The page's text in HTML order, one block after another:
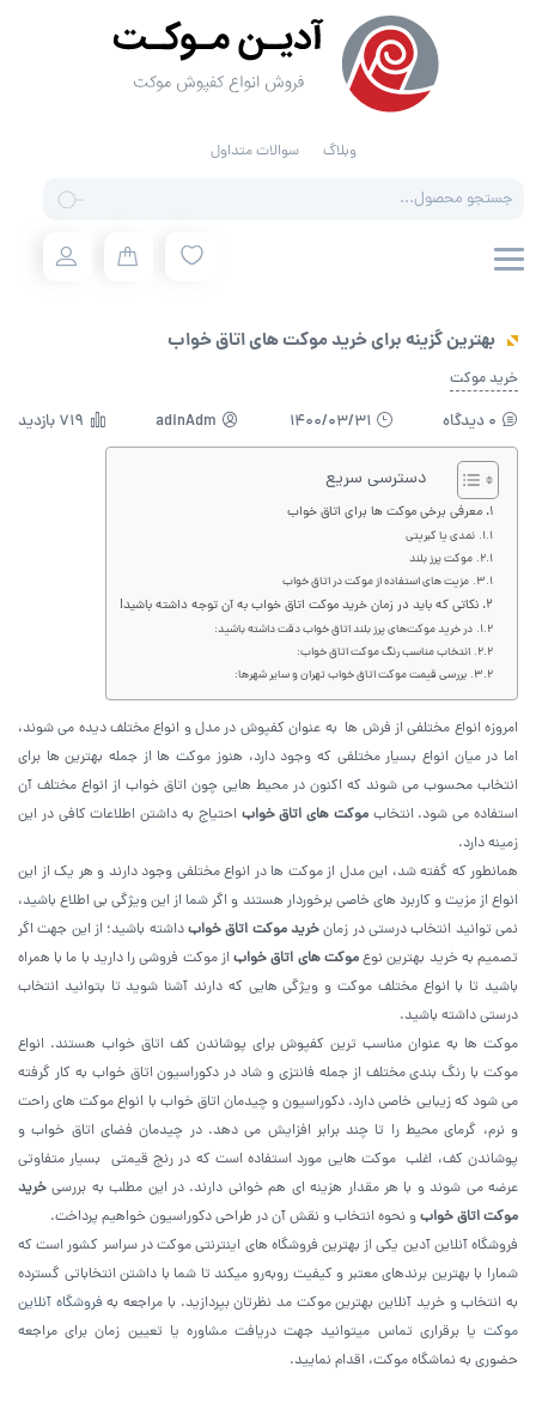
وبلاگ سوالات متداول
search
بهترین گزینه برای خرید موکت های اتاق خواب
خرید موکت
0 دیدگاه 1400/03/31
adinAdm 719 بازدید
دسترسی سریع
معرفی برخی موکت ها برای اتاق خواب‌
نمدی یا کبریتی
موکت پرز بلند
مزیت‌ های استفاده از موکت در اتاق خواب
نکاتی که باید در زمان خرید موکت اتاق خواب به آن توجه داشته باشید!
در خرید موکت‌های پرز بلند اتاق‌ خواب‌ دقت داشته باشید:
انتخاب مناسب رنگ موکت اتاق خواب:
بررسی قیمت موکت‌ اتاق‌ خواب‌ تهران و سایر شهرها:
امروزه انواع مختلفی از فرش ها به عنوان کفپوش در مدل‌ و انواع مختلف دیده می ‌شوند،
اما در میان انواع بسیار مختلفی که وجود دارد، هنوز موکت ها از جمله بهترین ها برای
انتخاب محسوب می ‌شوند که اکنون در محیط ‌هایی چون اتاق خواب از انواع مختلف آن
استفاده می ‌شود. انتخاب موکت های اتاق خواباحتیاج به داشتن اطلاعات کافی در این
زمینه دارد.
همانطور که گفته شد، این مدل از موکت ها در انواع مختلفی وجود دارند و هر یک از این
انواع از مزیت و کاربرد های خاصی برخوردار هستند و اگر شما از این ویژگی بی اطلاع باشید،
نمی ‌توانید انتخاب درستی در زمانخرید موکت اتاق خوابداشته باشید؛ از این جهت اگر
تصمیم به خرید بهترین نوعموکت های اتاق خواباز موکت فروشی را دارید با ما با همراه
باشید تا با انواع مختلف موکت و ویژگی‌ هایی که دارند آشنا شوید تا بتوانید انتخاب
درستی داشته باشید.
موکت ها به عنوان مناسب ترین کفپوش برای پوشاندن کف اتاق خواب هستند. انواع
موکت با رنگ بندی مختلف از جمله فانتزی و شاد در دکوراسیون اتاق خواب به کار گرفته
می شود که زیبایی خاصی دارد. دکوراسیون و چیدمان اتاق خواب با انواع موکت های راحت
و نرم، گرمای محیط را تا چند برابر افزایش می دهد. در چیدمان فضای اتاق خواب و
پوشاندن کف، اغلب موکت هایی مورد استفاده است که در رنج قیمتی بسیار متفاوتی
عرضه می شوند و با هر مقدار هزینه ای هم خوانی دارند. در این مطلب به بررسی خرید
موکت اتاق خوابو نحوه انتخاب و نقش آن در طراحی دکوراسیون خواهیم پرداخت.
فروشگاه آنلاین آدین یکی از بهترین فروشگاه های اینترنتی موکت در سراسر کشور است که
شمارا با بهترین برندهای معتبر و کیفیت روبه‌رو میکند تا شما با داشتن انتخاباتی گسترده
به انتخاب و خرید آنلاین بهترین موکت مد نظرتان بپردازید. با مراجعه به فروشگاه آنلاین
موکت یا برقراری تماس میتوانید جهت دریافت مشاوره یا تعیین زمان برای مراجعه
حضوری به نماشگاه موکت، اقدام نمایید.